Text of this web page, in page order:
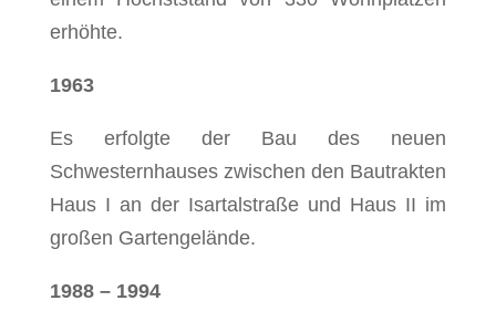
erhöhte.
1963
Es erfolgte der Bau des neuen
Schwesternhauses zwischen den Bautrakten
Haus I an der Isartalstraße und Haus II im
großen Gartengelände.
1988 – 1994